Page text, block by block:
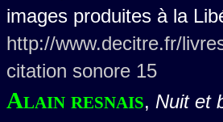
images produites à la
http://www.decitre.fr/
citation sonore 15
Alain resnais, Nuit et